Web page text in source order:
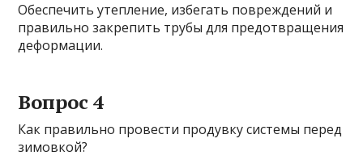
Обеспечить утепление, избегать повреждений и
правильно закрепить трубы для предотвращения
деформации.
Вопрос 4
Как правильно провести продувку системы перед
зимовкой?